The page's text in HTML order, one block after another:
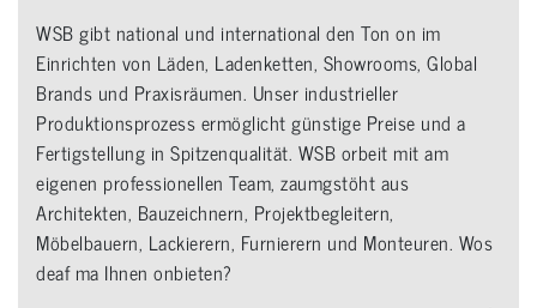
WSB gibt national und international den Ton on im
Einrichten von Läden, Ladenketten, Showrooms, Global
Brands und Praxisräumen. Unser industrieller
Produktionsprozess ermöglicht günstige Preise und a
Fertigstellung in Spitzenqualität. WSB orbeit mit am
eigenen professionellen Team, zaumgstöht aus
Architekten, Bauzeichnern, Projektbegleitern,
Möbelbauern, Lackierern, Furnierern und Monteuren. Wos
deaf ma Ihnen onbieten?